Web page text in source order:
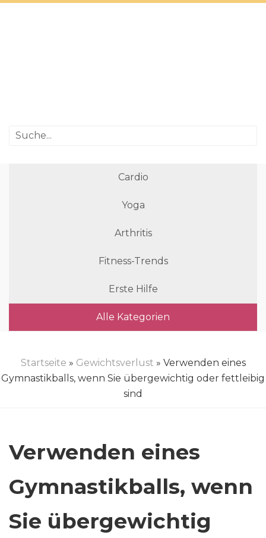
Cardio
Yoga
Arthritis
Fitness-Trends
Erste Hilfe
Alle Kategorien
Startseite » Gewichtsverlust » Verwenden eines
Gymnastikballs, wenn Sie übergewichtig oder fettleibig
sind
Verwenden eines
Gymnastikballs, wenn
Sie übergewichtig